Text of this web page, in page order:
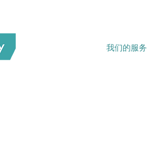
我们的服务